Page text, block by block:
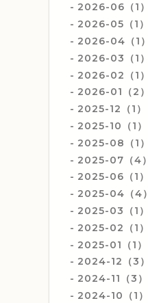
2026-06（1）
2026-05（1）
2026-04（1）
2026-03（1）
2026-02（1）
2026-01（2）
2025-12（1）
2025-10（1）
2025-08（1）
2025-07（4）
2025-06（1）
2025-04（4）
2025-03（1）
2025-02（1）
2025-01（1）
2024-12（3）
2024-11（3）
2024-10（1）